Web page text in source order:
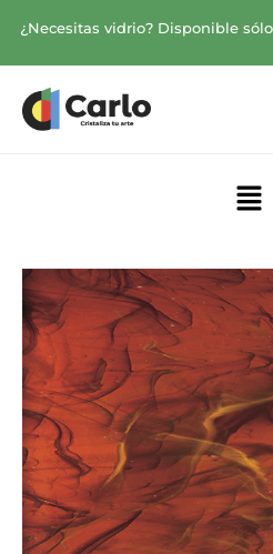
contenido
¿Necesitas vidrio? Disponible